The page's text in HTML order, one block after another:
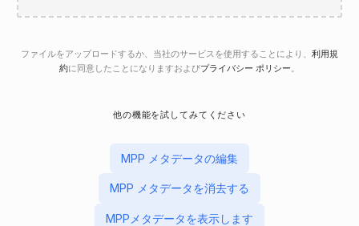
ファイルをアップロードするか、当社のサービスを使用することにより、 利用規
約に同意したことになりますおよびプライバシー ポリシー。
他の機能を試してみてください
MPP メタデータの編集
MPP メタデータを消去する
MPPメタデータを表示します